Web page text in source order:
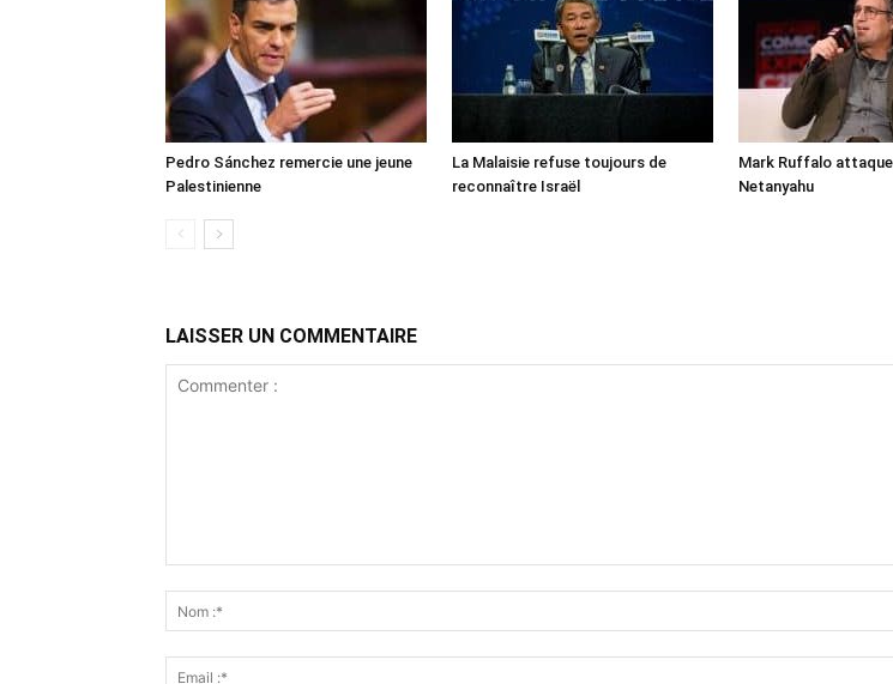
Pedro Sánchez remercie une jeune
Palestinienne
La Malaisie refuse toujours de
reconnaître Israël
Mark Ruffalo attaque
Netanyahu
LAISSER UN COMMENTAIRE